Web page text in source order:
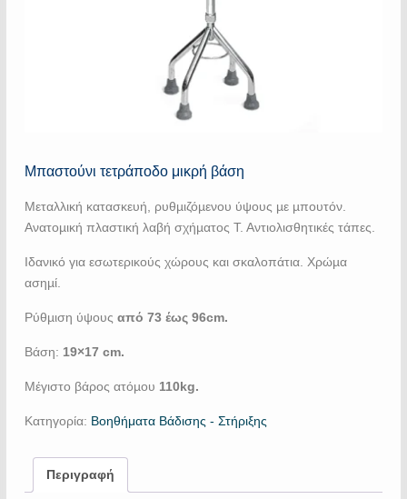
Μπαστούνι τετράποδο μικρή βάση
Μεταλλική κατασκευή, ρυθµιζόµενου ύψους µε µπουτόν.
Ανατοµική πλαστική λαβή σχήµατος Τ. Αντιολισθητικές τάπες.
Ιδανικό για εσωτερικούς χώρους και σκαλοπάτια. Χρώµα
ασηµί.
Ρύθµιση ύψους από 73 έως 96cm.
Βάση: 19×17 cm.
Mέγιστο βάρος ατόµου 110kg.
Κατηγορία: Βοηθήματα Βάδισης - Στήριξης
Περιγραφή